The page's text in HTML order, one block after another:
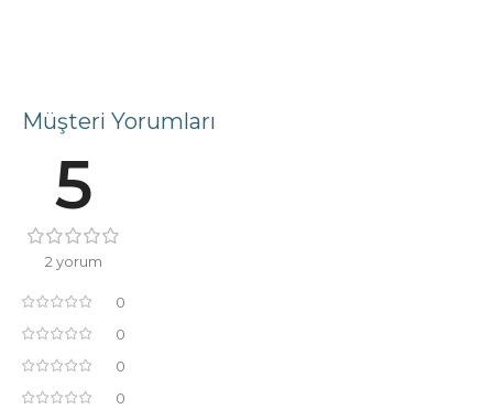
Müşteri Yorumları
5
2 yorum
0
0
0
0